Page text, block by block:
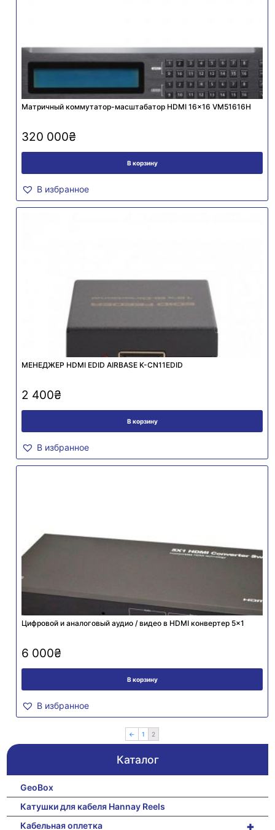
Матричный коммутатор-масштабатор HDMI 16×16 VM51616H
320 000₴
В корзину
В избранное
МЕНЕДЖЕР HDMI EDID AIRBASE K-CN11EDID
2 400₴
В корзину
В избранное
Цифровой и аналоговый аудио / видео в HDMI конвертер 5×1
6 000₴
В корзину
В избранное
← 1 2
Каталог
GeoBox
Катушки для кабеля Hannay Reels
+
Кабельная оплетка